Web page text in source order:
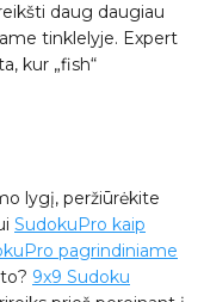
daug daugiau
tinklelyje. Expert
kur „fish“
lygį, peržiūrėkite
SudokuPro kaip
pagrindiniame
9x9 Sudoku